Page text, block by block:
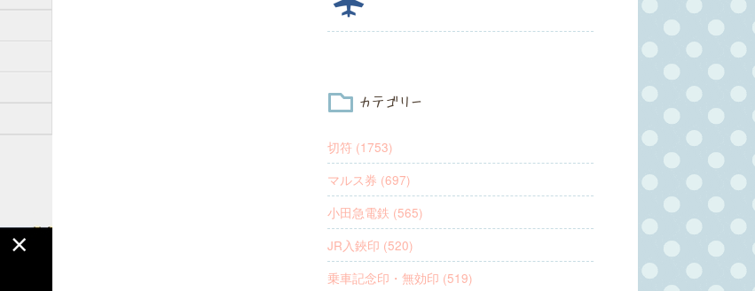
カテゴリー
切符 (1753)
マルス券 (697)
小田急電鉄 (565)
JR入鋏印 (520)
乗車記念印・無効印 (519)